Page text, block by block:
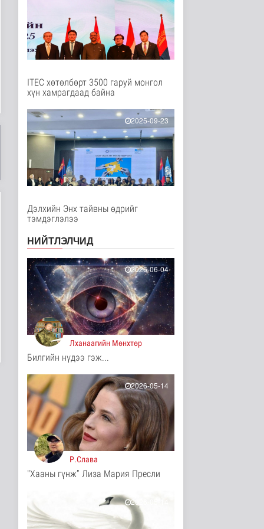
8 цаг 30 минутын өмнө
"Сэлэнгэ-2026” хээрийн
сургууль амжилттай
явагда..
8 цаг 15 минутын өмнө
Испани улс
цагаачлалын
маргааны улмаас
Дэлхийд
9 цаг 48 минутын өмнө
БНСУ залуу хосуудыг
гэрлэлтээ
бүртгүүлэхээс зайл..
9 цаг 51 минутын өмнө
хэрэгслийн үнэ багагүй
нэмэгдсэ..
Нийгэм
9 цаг 53 минутын өмнө
Турк, Саудын Араб,
Пакистан улсууд
батлан хамгаа..
Дэлхийд
9 цаг 57 минутын өмнө
"Онцгой амралт-2026"
авч э..
Нийгэм
9 цаг 59 минутын өмнө
Монгол-Оросын зэвсэгт
хүчний байлдааны
буудлагат..
Нийгэм
9 цаг 2 минутын өмнө
мянга гаруй га талбайд
тари..
Нийгэм
9 цаг 7 минутын өмнө
ITEC хөтөлбөрт 3500 гаруй монгол
хүн хамрагдаад байна
2025-09-23
Дэлхийн Энх тайвны өдрийг
тэмдэглэлээ
НИЙТЛЭЛЧИД
2026-06-04
Лханаагийн Мөнхтөр
Билгийн нүдээ гэж...
2026-05-14
Р.Слава
"Хааны гүнж” Лиза Мария Пресли
2026-05-14